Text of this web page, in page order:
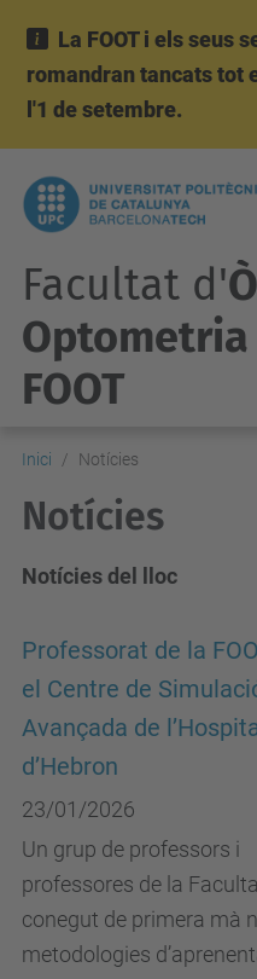
La FOOT i els seus
romandran tancats tot
l'1 de setembre.
Facultat d'
Optometria
FOOT
Inici Notícies
Notícies
Notícies del lloc
Professorat de la
el Centre de
Avançada de
d’Hebron
23/01/2026
Un grup de professors i
professores de la
conegut de primera mà
metodologies